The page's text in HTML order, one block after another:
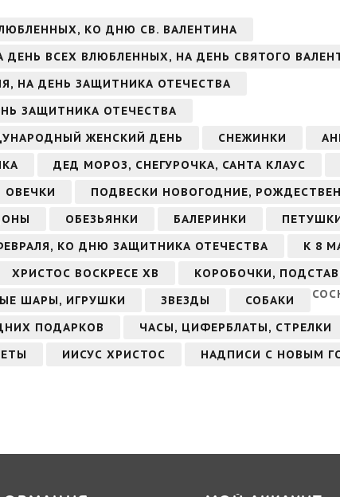
КО ДНЮ СВ. ВАЛЕНТИНА
ДЕНЬ ВСЕХ ВЛЮБЛЕННЫХ, НА ДЕНЬ СВЯТОГО
НА ДЕНЬ ЗАЩИТНИКА ОТЕЧЕСТВА
ЗАЩИТНИКА ОТЕЧЕСТВА
ЖЕНСКИЙ ДЕНЬ
СНЕЖИНКИ
ДЕД МОРОЗ, СНЕГУРОЧКА, САНТА КЛАУС
ОВЕЧКИ ПОДВЕСКИ НОВОГОДНИЕ,
ОБЕЗЬЯНКИ БАЛЕРИНКИ
КО ДНЮ ЗАЩИТНИКА ОТЕЧЕСТВА
К 8
ХРИСТОС ВОСКРЕСЕ ХВ
КОРОБОЧКИ,
ШАРЫ, ИГРУШКИ ЗВЕЗДЫ СОБАКИ
ПОДАРКОВ ЧАСЫ, ЦИФЕРБЛАТЫ, СТРЕЛКИ
ИИСУС ХРИСТОС НАДПИСИ С НОВЫМ